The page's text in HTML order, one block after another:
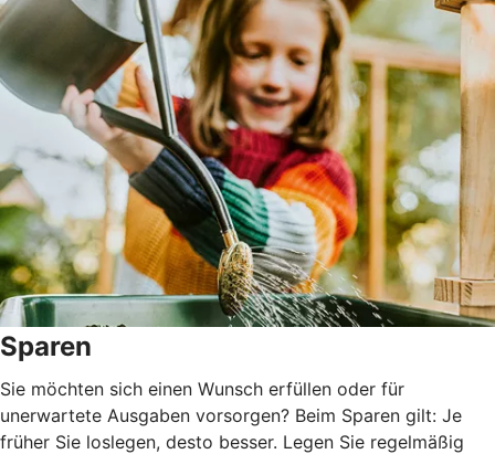
Sparen
Sie möchten sich einen Wunsch erfüllen oder für
unerwartete Ausgaben vorsorgen? Beim Sparen gilt: Je
früher Sie loslegen, desto besser. Legen Sie regelmäßig